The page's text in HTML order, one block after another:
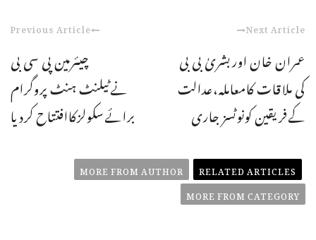
Previous Article
چیئرمین پی سی بی
نےٹیلنٹ ہنٹ پروگرام
برائےسکولزکاافتتاح کردیا
Next Article
عمران خان اوربشریٰ بی بی
کی ملاقات کامعاملہ،عدالت
کےفریقین کونوٹسز جاری
RELATED ARTICLES
MORE FROM AUTHOR
MORE FROM CATEGORY